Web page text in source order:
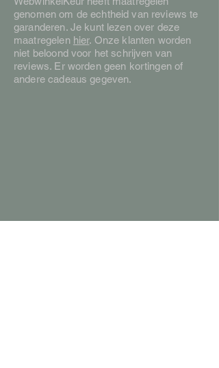
genomen om de echtheid van reviews te
garanderen. Je kunt lezen over deze
maatregelen hier. Onze klanten worden
niet beloond voor het schrijven van
reviews. Er worden geen kortingen of
andere cadeaus gegeven.